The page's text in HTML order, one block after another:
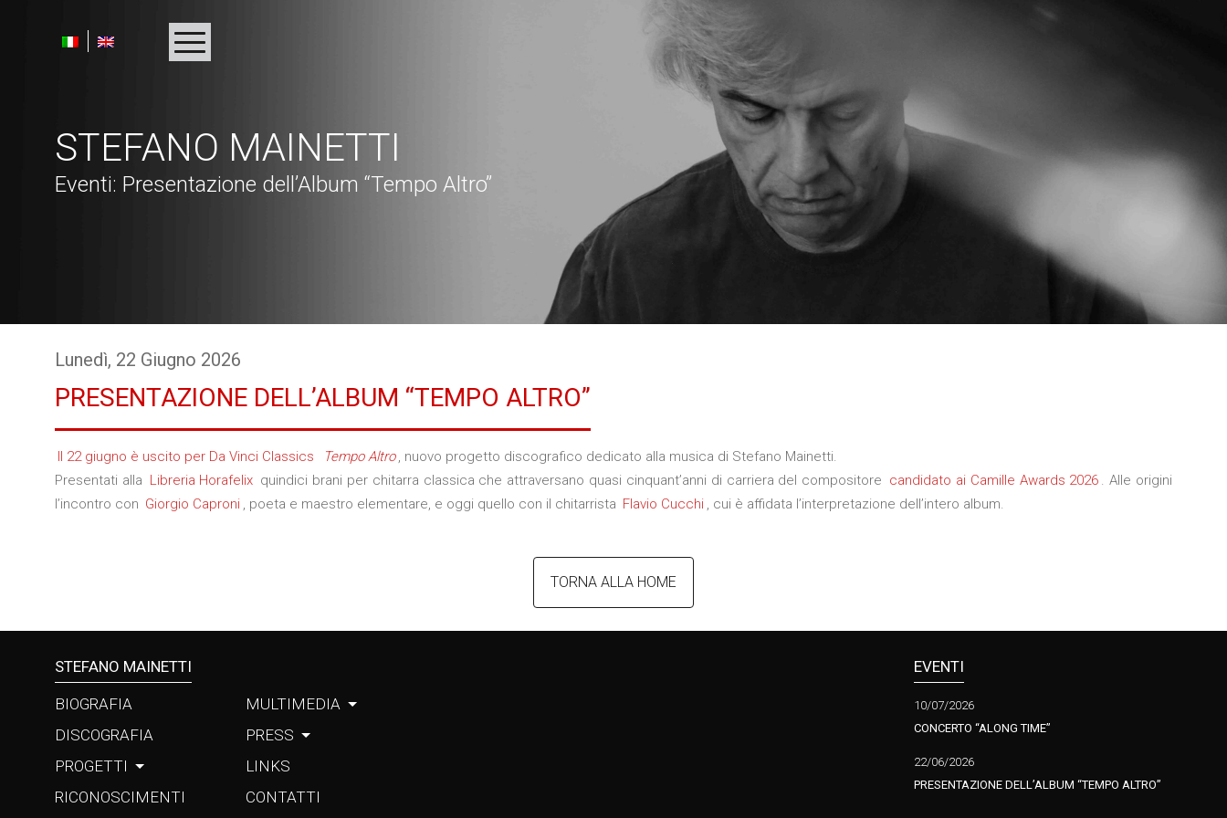
PROGETTI
RICONOSCIMENTI
CONTATTI
STEFANO MAINETTI
Eventi: Presentazione dell’Album “Tempo Altro”
Lunedì, 22 Giugno 2026
PRESENTAZIONE DELL’ALBUM “TEMPO ALTRO”
Il 22 giugno è uscito per Da Vinci Classics Tempo Altro , nuovo progetto discografico dedicato alla musica di Stefano Mainetti.
Presentati alla Libreria Horafelix quindici brani per chitarra classica che attraversano quasi cinquant’anni di carriera del compositore candidato ai Camille Awards 2026 . Alle origini
l’incontro con Giorgio Caproni , poeta e maestro elementare, e oggi quello con il chitarrista Flavio Cucchi , cui è affidata l’interpretazione dell’intero album.
TORNA ALLA HOME
STEFANO MAINETTI
BIOGRAFIA
DISCOGRAFIA
PROGETTI
RICONOSCIMENTI
MULTIMEDIA
PRESS
LINKS
CONTATTI
EVENTI
10/07/2026
CONCERTO “ALONG TIME”
22/06/2026
PRESENTAZIONE DELL’ALBUM “TEMPO ALTRO”